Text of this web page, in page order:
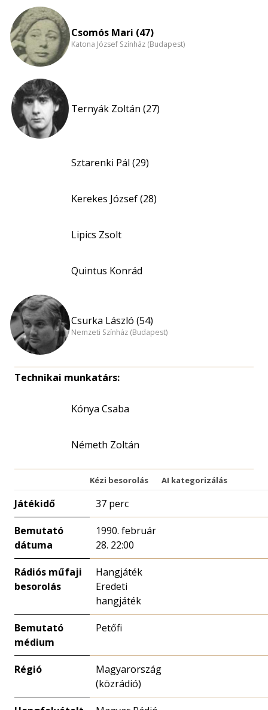
Csomós Mari (47)
Katona József Színház (Budapest)
Ternyák Zoltán (27)
Sztarenki Pál (29)
Kerekes József (28)
Lipics Zsolt
Quintus Konrád
Csurka László (54)
Nemzeti Színház (Budapest)
Technikai munkatárs:
Kónya Csaba
Németh Zoltán
Kézi besorolás AI kategorizálás
Játékidő 37 perc
Bemutató
dátuma
1990. február
28. 22:00
Rádiós műfaji
besorolás
Hangjáték
Eredeti
hangjáték
Bemutató
médium
Petőfi
Régió
Magyarország
(közrádió)